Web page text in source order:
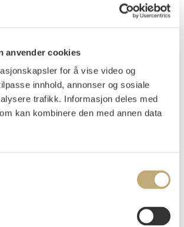
anvender cookies
for å vise video og
innhold, annonser og sosiale
trafikk. Informasjon deles med
kan kombinere den med annen data
000